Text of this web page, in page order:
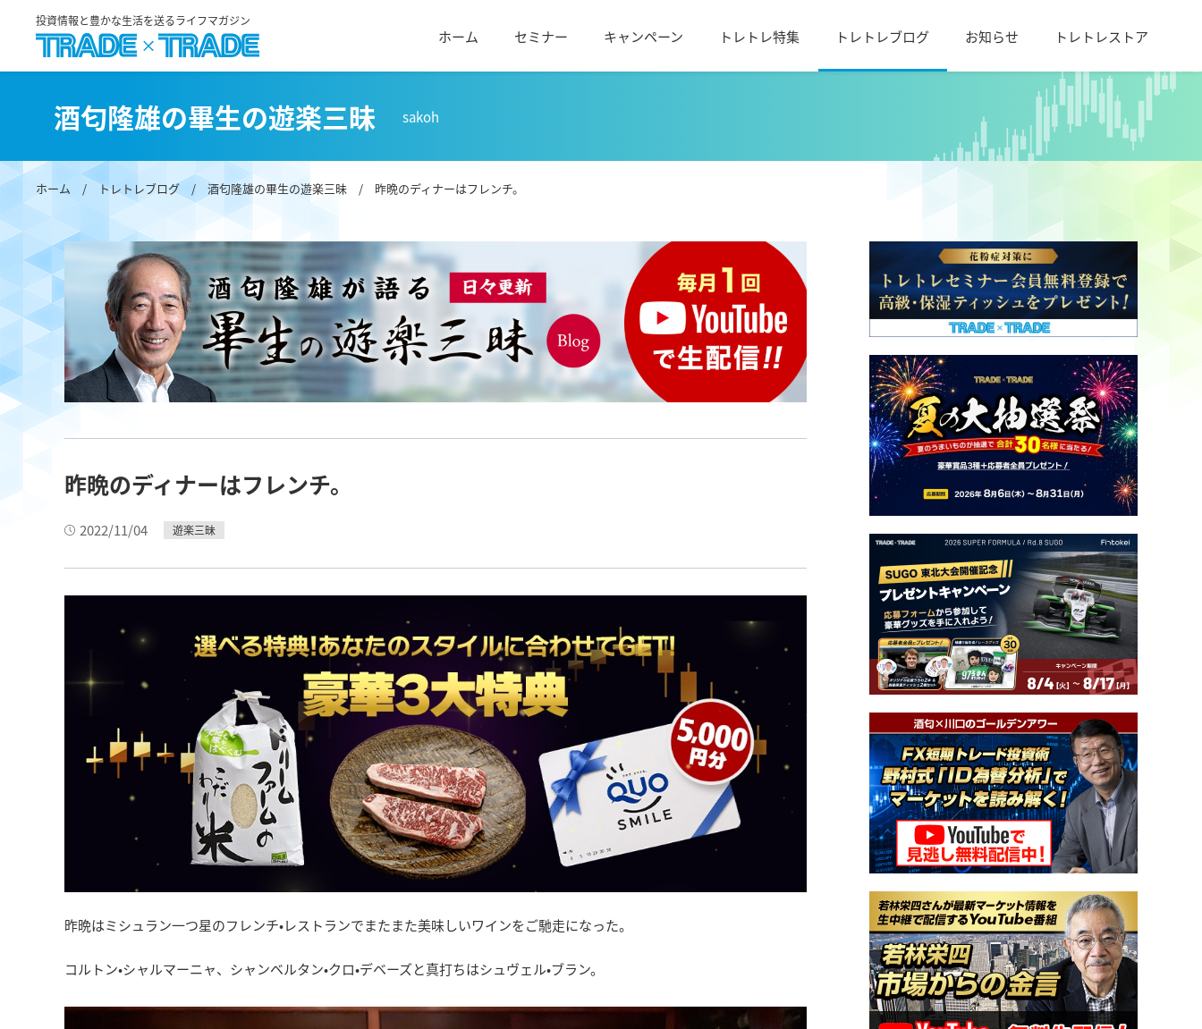
投資情報と豊かな生活を送るライフマガジン
ホーム セミナー キャンペーン トレトレ特集 トレトレブログ お知らせ トレトレストア
酒匂隆雄の畢生の遊楽三昧 sakoh
ホーム /トレトレブログ / 酒匂隆雄の畢生の遊楽三昧 / 昨晩のディナーはフレンチ。
昨晩のディナーはフレンチ。
2022/11/04 遊楽三昧
昨晩はミシュラン一つ星のフレンチ•レストランでまたまた美味しいワインをご馳走になった。
コルトン•シャルマーニャ、シャンベルタン•クロ•デベーズと真打ちはシュヴェル•ブラン。